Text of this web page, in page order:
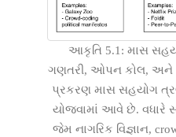
આકૃતિ 5.1: માસ
ગણતરી, ઓપન કોલ, અને
પ્રકરણ માસ સહયોગ
યોજવામાં આવે છે. વધારે
જેમ નાગરિક વિજ્ઞાન,